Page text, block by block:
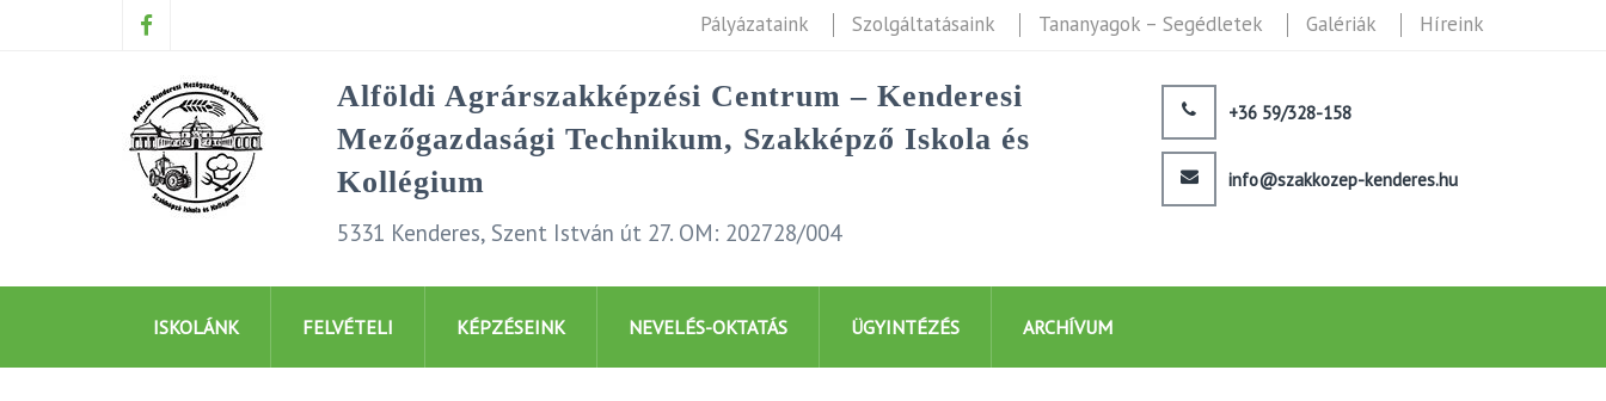
Pályázataink Szolgáltatásaink Tananyagok – Segédletek Galériák Híreink
Alföldi Agrárszakképzési Centrum – Kenderesi
Mezőgazdasági Technikum, Szakképző Iskola és
Kollégium
5331 Kenderes, Szent István út 27. OM: 202728/004
+36 59/328-158
info@szakkozep-kenderes.hu
ISKOLÁNK FELVÉTELI KÉPZÉSEINK NEVELÉS-OKTATÁS ÜGYINTÉZÉS ARCHÍVUM